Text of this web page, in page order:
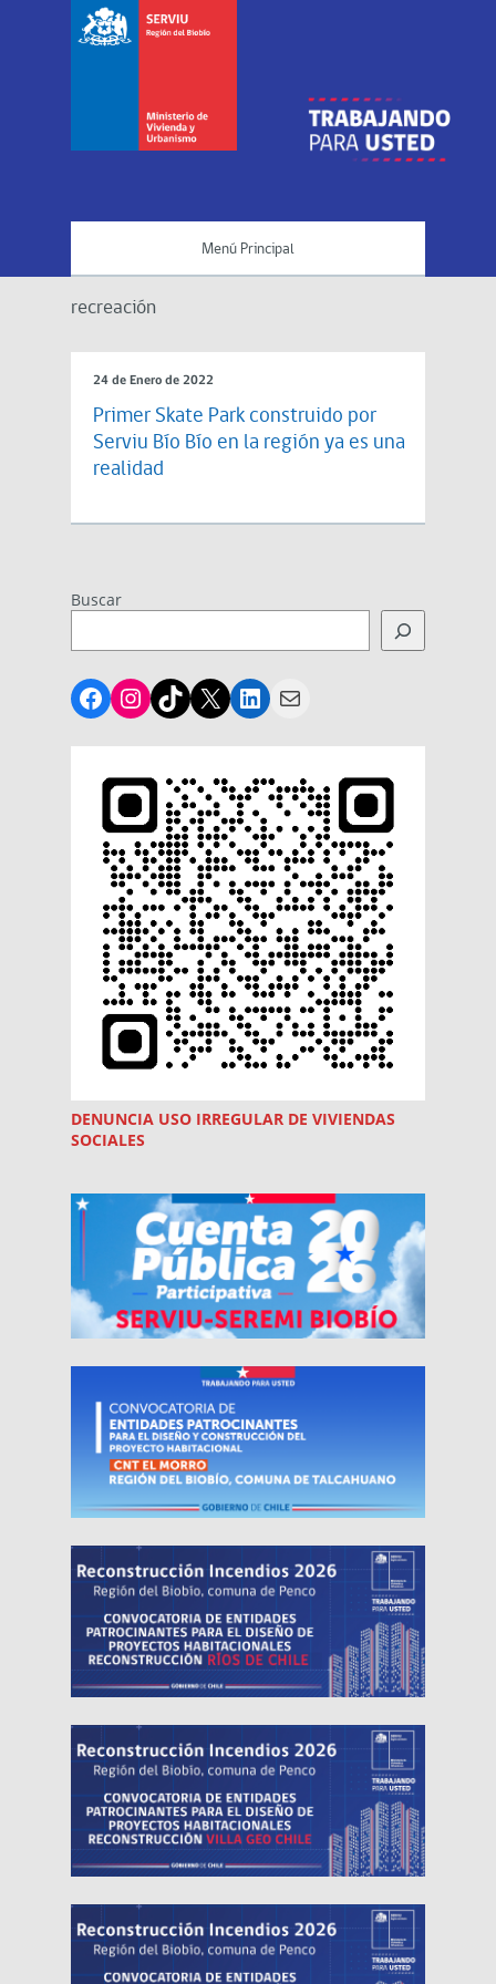
Menú Principal
recreación
24 de Enero de 2022
Primer Skate Park construido por
Serviu Bío Bío en la región ya es una
realidad
Buscar
Facebook
Instagram
TikTok
X LinkedIn
Mail
DENUNCIA USO IRREGULAR DE VIVIENDAS
SOCIALES